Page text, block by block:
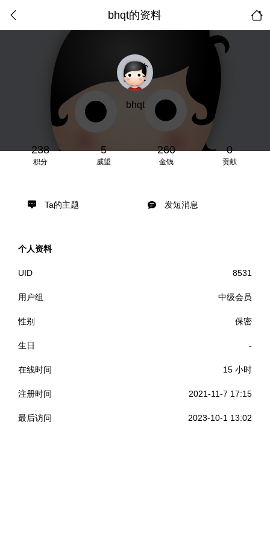
bhqt的资料
bhqt
238
积分
5
威望
260
金钱
0
贡献
Ta的主题 发短消息
个人资料
UID 8531
用户组 中级会员
性别 保密
生日 -
在线时间 15 小时
注册时间 2021-11-7 17:15
最后访问 2023-10-1 13:02